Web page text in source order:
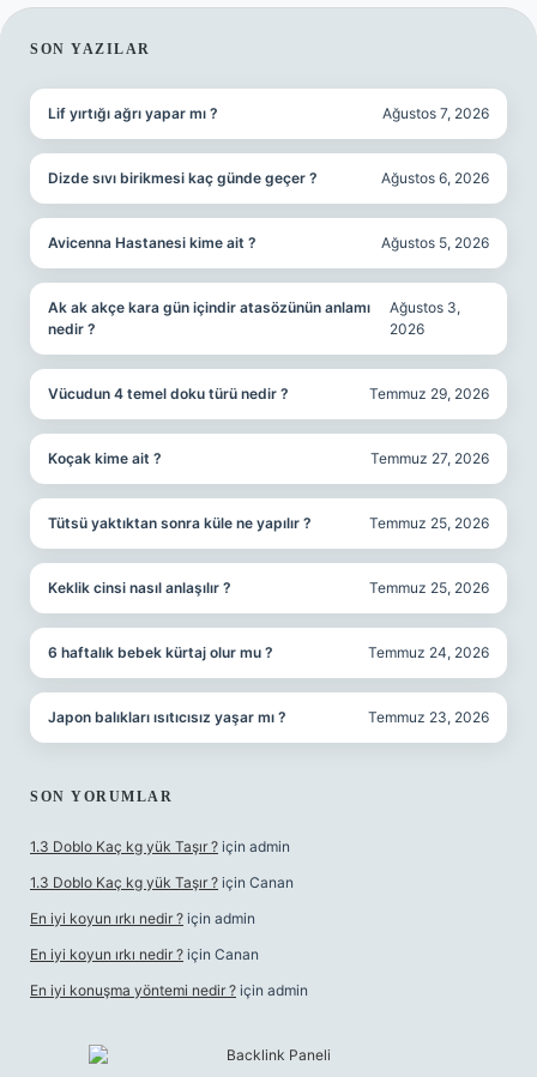
SIDEBAR
SON YAZILAR
Lif yırtığı ağrı yapar mı ? Ağustos 7, 2026
Dizde sıvı birikmesi kaç günde geçer ? Ağustos 6, 2026
Avicenna Hastanesi kime ait ? Ağustos 5, 2026
Ak ak akçe kara gün içindir atasözünün anlamı
nedir ?
Ağustos 3,
2026
Vücudun 4 temel doku türü nedir ? Temmuz 29, 2026
Koçak kime ait ? Temmuz 27, 2026
Tütsü yaktıktan sonra küle ne yapılır ? Temmuz 25, 2026
Keklik cinsi nasıl anlaşılır ? Temmuz 25, 2026
6 haftalık bebek kürtaj olur mu ? Temmuz 24, 2026
Japon balıkları ısıtıcısız yaşar mı ? Temmuz 23, 2026
SON YORUMLAR
1.3 Doblo Kaç kg yük Taşır ? için admin
1.3 Doblo Kaç kg yük Taşır ? için Canan
En iyi koyun ırkı nedir ? için admin
En iyi koyun ırkı nedir ? için Canan
En iyi konuşma yöntemi nedir ? için admin